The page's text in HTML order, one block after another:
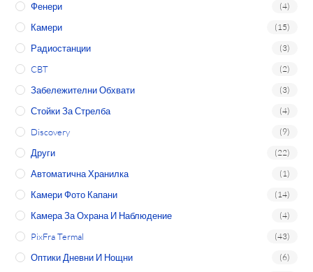
Фенери (4)
Камери (15)
Радиостанции (3)
CBT (2)
Забележителни Обхвати (3)
Стойки За Стрелба (4)
Discovery (9)
Други (22)
Автоматична Хранилка (1)
Камери Фото Капани (14)
Камера За Охрана И Наблюдение (4)
PixFra Termal (43)
Оптики Дневни И Нощни (6)